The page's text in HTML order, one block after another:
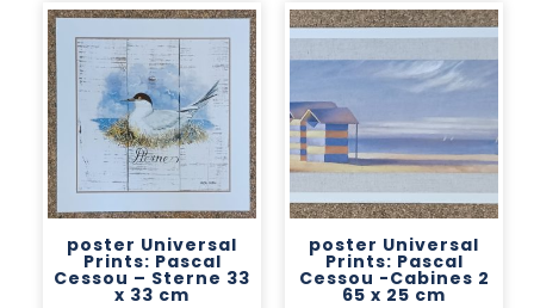
poster Universal
Prints: Pascal
Cessou – Sterne 33
x 33 cm
poster Universal
Prints: Pascal
Cessou -Cabines 2
65 x 25 cm